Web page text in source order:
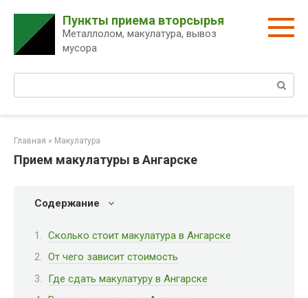
контенту
Пункты приема вторсырья
Металлолом, макулатура, вывоз
мусора
Главная » Макулатура
Прием макулатуры в Ангарске
Содержание
Сколько стоит макулатура в Ангарске
От чего зависит стоимость
Где сдать макулатуру в Ангарске